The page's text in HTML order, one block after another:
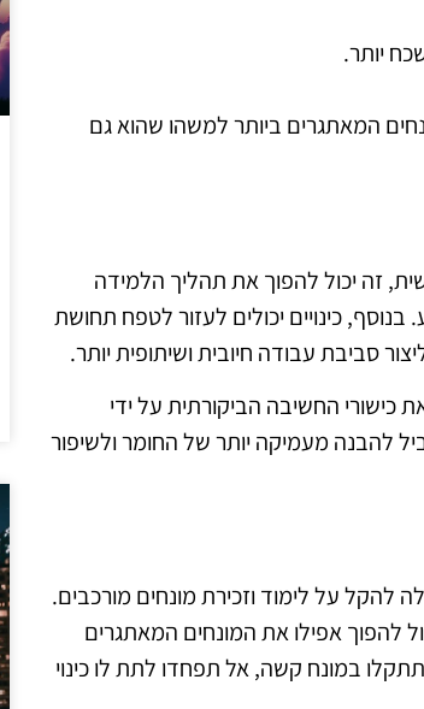
יותר.
המאתגרים ביותר למשהו שהוא גם
זה יכול להפוך את תהליך הלמידה
כינויים יכולים לעזור לטפח תחושת
סביבת עבודה חיובית ושיתופית יותר.
כישורי החשיבה הביקורתית על ידי
להבנה מעמיקה יותר של החומר ולשיפור
להקל על לימוד וזכירת מונחים מורכבים.
להפוך אפילו את המונחים המאתגרים
במונח קשה, אל תפחדו לתת לו כינוי